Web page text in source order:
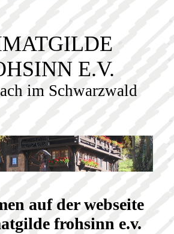
E.V.
im Schwarzwald
auf der webseite
frohsinn e.v.